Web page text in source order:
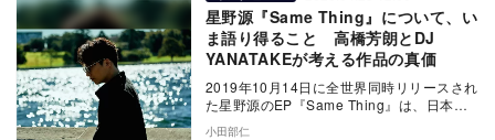
星野源『Same Thing』について、い
ま語り得ること 高橋芳朗とDJ
YANATAKEが考える作品の真価
2019年10月14日に全世界同時リリースされ
た星野源のEP『Same Thing』は、日本の
ポップスの歴史を大きく変えた傑作で…
小田部仁